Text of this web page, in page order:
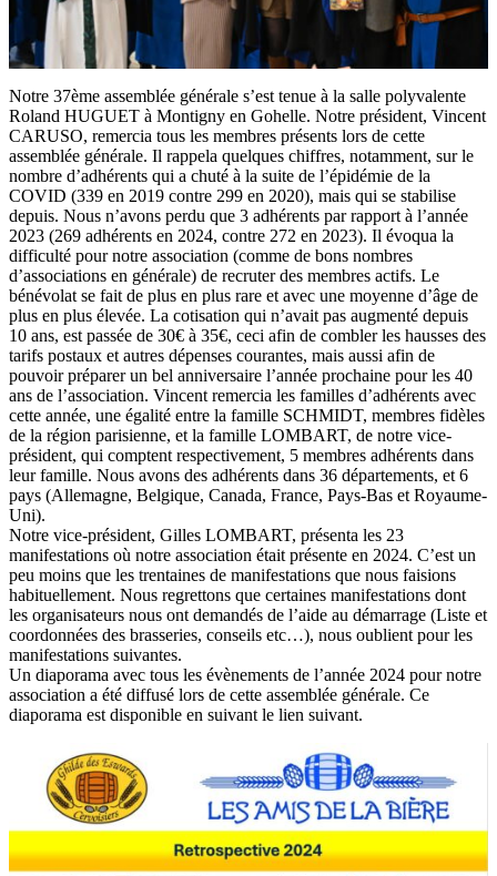
Notre 37ème assemblée générale s’est tenue à la salle polyvalente
Roland HUGUET à Montigny en Gohelle. Notre président, Vincent
CARUSO, remercia tous les membres présents lors de cette
assemblée générale. Il rappela quelques chiffres, notamment, sur le
nombre d’adhérents qui a chuté à la suite de l’épidémie de la
COVID (339 en 2019 contre 299 en 2020), mais qui se stabilise
depuis. Nous n’avons perdu que 3 adhérents par rapport à l’année
2023 (269 adhérents en 2024, contre 272 en 2023). Il évoqua la
difficulté pour notre association (comme de bons nombres
d’associations en générale) de recruter des membres actifs. Le
bénévolat se fait de plus en plus rare et avec une moyenne d’âge de
plus en plus élevée. La cotisation qui n’avait pas augmenté depuis
10 ans, est passée de 30€ à 35€, ceci afin de combler les hausses des
tarifs postaux et autres dépenses courantes, mais aussi afin de
pouvoir préparer un bel anniversaire l’année prochaine pour les 40
ans de l’association. Vincent remercia les familles d’adhérents avec
cette année, une égalité entre la famille SCHMIDT, membres fidèles
de la région parisienne, et la famille LOMBART, de notre vice-
président, qui comptent respectivement, 5 membres adhérents dans
leur famille. Nous avons des adhérents dans 36 départements, et 6
pays (Allemagne, Belgique, Canada, France, Pays-Bas et Royaume-
Uni).
Notre vice-président, Gilles LOMBART, présenta les 23
manifestations où notre association était présente en 2024. C’est un
peu moins que les trentaines de manifestations que nous faisions
habituellement. Nous regrettons que certaines manifestations dont
les organisateurs nous ont demandés de l’aide au démarrage (Liste et
coordonnées des brasseries, conseils etc…), nous oublient pour les
manifestations suivantes.
Un diaporama avec tous les évènements de l’année 2024 pour notre
association a été diffusé lors de cette assemblée générale. Ce
diaporama est disponible en suivant le lien suivant.